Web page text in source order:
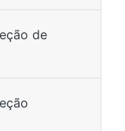
de